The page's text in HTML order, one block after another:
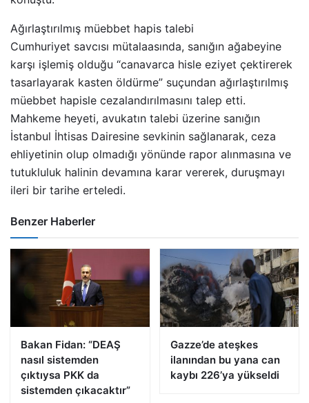
Ağırlaştırılmış müebbet hapis talebi
Cumhuriyet savcısı mütalaasında, sanığın ağabeyine
karşı işlemiş olduğu “canavarca hisle eziyet çektirerek
tasarlayarak kasten öldürme” suçundan ağırlaştırılmış
müebbet hapisle cezalandırılmasını talep etti.
Mahkeme heyeti, avukatın talebi üzerine sanığın
İstanbul İhtisas Dairesine sevkinin sağlanarak, ceza
ehliyetinin olup olmadığı yönünde rapor alınmasına ve
tutukluluk halinin devamına karar vererek, duruşmayı
ileri bir tarihe erteledi.
Benzer Haberler
Bakan Fidan: “DEAŞ
nasıl sistemden
çıktıysa PKK da
sistemden çıkacaktır”
Gazze’de ateşkes
ilanından bu yana can
kaybı 226’ya yükseldi